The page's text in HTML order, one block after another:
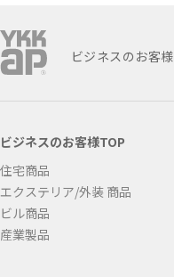
ビジネスのお客様
ビジネスのお客様TOP
住宅商品
エクステリア/外装 商品
ビル商品
産業製品